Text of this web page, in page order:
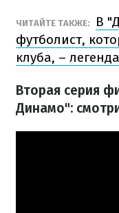
ЧИТАЙТЕ ТАКЖЕ:
В
футболист,
клуба, –
Вторая серия
Динамо":